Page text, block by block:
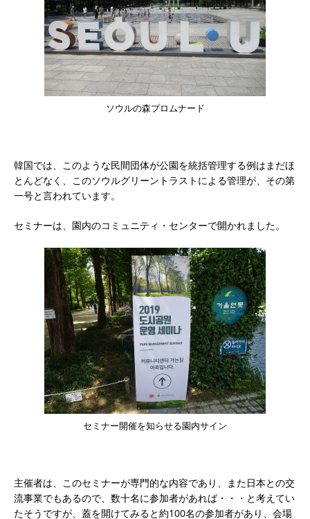
ソウルの森プロムナード
韓国では、このような民間団体が公園を統括管理する例はまだほ
とんどなく、このソウルグリーントラストによる管理が、その第
一号と言われています。
セミナーは、園内のコミュニティ・センターで開かれました。
セミナー開催を知らせる園内サイン
主催者は、このセミナーが専門的な内容であり、また日本との交
流事業でもあるので、数十名に参加者があれば・・・と考えてい
たそうですが、蓋を開けてみると約100名の参加者があり、会場